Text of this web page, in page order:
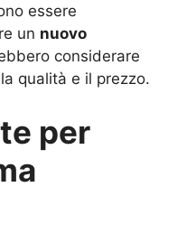
essere
un nuovo
considerare
qualità e il prezzo.
per